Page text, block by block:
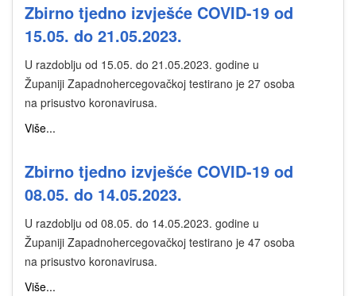
Zbirno tjedno izvješće COVID-19 od
15.05. do 21.05.2023.
U razdoblju od 15.05. do 21.05.2023. godine u
Županiji Zapadnohercegovačkoj testirano je 27 osoba
na prisustvo koronavirusa.
Više...
Zbirno tjedno izvješće COVID-19 od
08.05. do 14.05.2023.
U razdoblju od 08.05. do 14.05.2023. godine u
Županiji Zapadnohercegovačkoj testirano je 47 osoba
na prisustvo koronavirusa.
Više...